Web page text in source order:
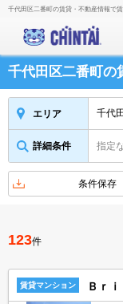
千代田区二番町の賃貸・不動産情報で
千代田区二番町の
エリア 千代
詳細条件 指定
条件保存
123件
賃貸マンション Ｂｒ